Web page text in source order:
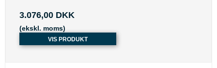
3.076,00 DKK
(ekskl. moms)
VIS PRODUKT